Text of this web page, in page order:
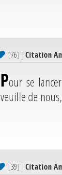
[76] | Citation
Pour se
veuille de
[39] | Citation